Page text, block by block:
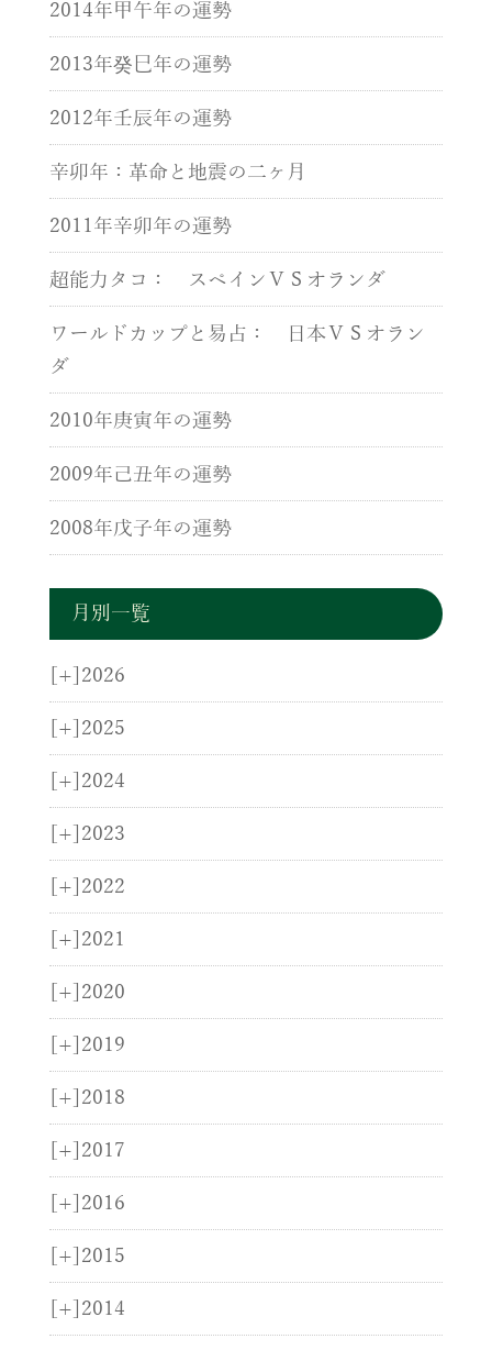
2014年甲午年の運勢
2013年癸巳年の運勢
2012年壬辰年の運勢
辛卯年：革命と地震の二ヶ月
2011年辛卯年の運勢
超能力タコ： スペインＶＳオランダ
ワールドカップと易占： 日本ＶＳオラン
ダ
2010年庚寅年の運勢
2009年己丑年の運勢
2008年戊子年の運勢
月別一覧
[+] 2026
[+] 2025
[+] 2024
[+] 2023
[+] 2022
[+] 2021
[+] 2020
[+] 2019
[+] 2018
[+] 2017
[+] 2016
[+] 2015
[+] 2014